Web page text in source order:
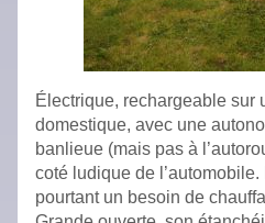
Électrique, rechargeable sur
domestique, avec une
banlieue (mais pas à
coté ludique de
pourtant un besoin de